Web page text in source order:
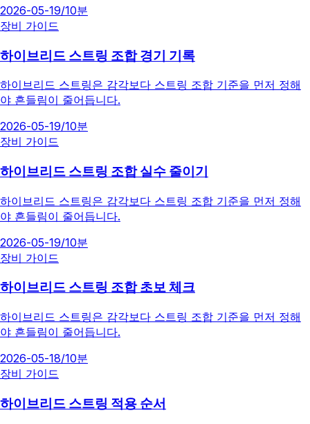
2026-05-19/10분
장비 가이드
하이브리드 스트링 조합 경기 기록
하이브리드 스트링은 감각보다 스트링 조합 기준을 먼저 정해
야 흔들림이 줄어듭니다.
2026-05-19/10분
장비 가이드
하이브리드 스트링 조합 실수 줄이기
하이브리드 스트링은 감각보다 스트링 조합 기준을 먼저 정해
야 흔들림이 줄어듭니다.
2026-05-19/10분
장비 가이드
하이브리드 스트링 조합 초보 체크
하이브리드 스트링은 감각보다 스트링 조합 기준을 먼저 정해
야 흔들림이 줄어듭니다.
2026-05-18/10분
장비 가이드
하이브리드 스트링 적용 순서